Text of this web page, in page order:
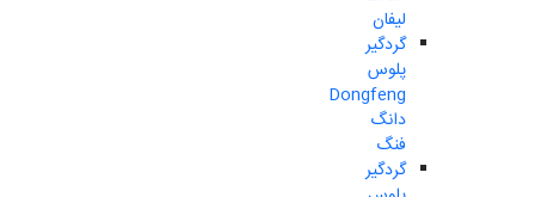
لیفان
گردگیر
پلوس
Dongfeng
دانگ
فنگ
گردگیر